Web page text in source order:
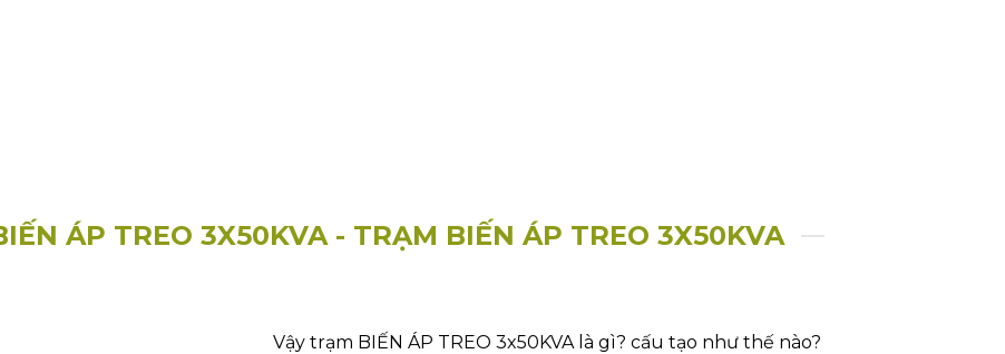
ÁP TREO 3X50KVA - TRẠM BIẾN ÁP TREO 3X50KVA
Vậy trạm BIẾN ÁP TREO 3x50KVA là gì? cấu tạo như thế nào?